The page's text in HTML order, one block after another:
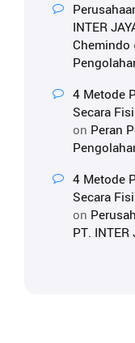
INTER
Chemindo
4 Metode
Secara
on Peran
4 Metode
Secara
on
PT. INTER